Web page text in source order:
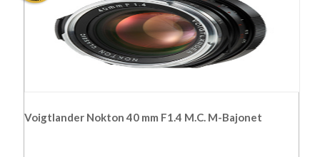
Voigtlander Nokton 40 mm F1.4 M.C. M-Bajonet